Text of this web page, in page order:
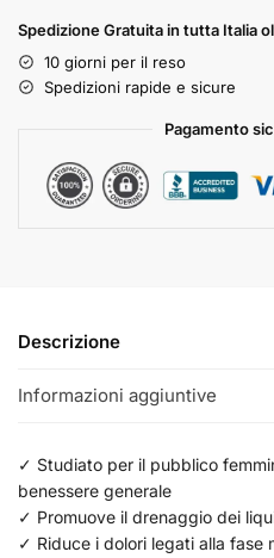
Spedizione Gratuita in tutta Italia
10 giorni per il reso
Spedizioni rapide e sicure
Pagamento
Descrizione
Informazioni aggiuntive
✓ Studiato per il pubblico
benessere generale
✓ Promuove il drenaggio dei
✓ Riduce i dolori legati alla fase